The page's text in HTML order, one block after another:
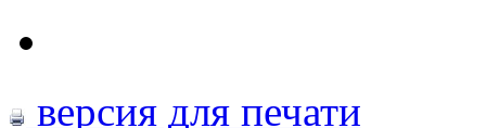
версия для печати